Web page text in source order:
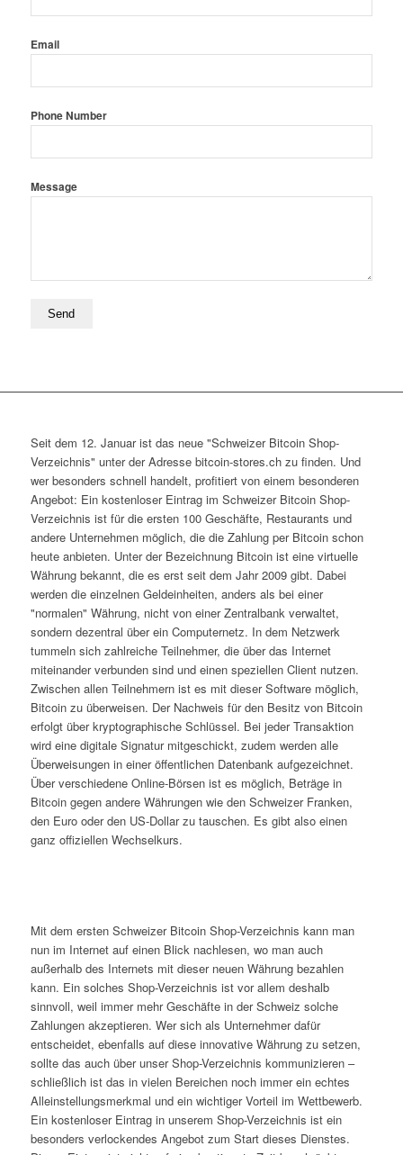
Email
Phone Number
Message
Seit dem 12. Januar ist das neue "Schweizer Bitcoin Shop-
Verzeichnis" unter der Adresse bitcoin-stores.ch zu finden. Und
wer besonders schnell handelt, profitiert von einem besonderen
Angebot: Ein kostenloser Eintrag im Schweizer Bitcoin Shop-
Verzeichnis ist für die ersten 100 Geschäfte, Restaurants und
andere Unternehmen möglich, die die Zahlung per Bitcoin schon
heute anbieten. Unter der Bezeichnung Bitcoin ist eine virtuelle
Währung bekannt, die es erst seit dem Jahr 2009 gibt. Dabei
werden die einzelnen Geldeinheiten, anders als bei einer
"normalen" Währung, nicht von einer Zentralbank verwaltet,
sondern dezentral über ein Computernetz. In dem Netzwerk
tummeln sich zahlreiche Teilnehmer, die über das Internet
miteinander verbunden sind und einen speziellen Client nutzen.
Zwischen allen Teilnehmern ist es mit dieser Software möglich,
Bitcoin zu überweisen. Der Nachweis für den Besitz von Bitcoin
erfolgt über kryptographische Schlüssel. Bei jeder Transaktion
wird eine digitale Signatur mitgeschickt, zudem werden alle
Überweisungen in einer öffentlichen Datenbank aufgezeichnet.
Über verschiedene Online-Börsen ist es möglich, Beträge in
Bitcoin gegen andere Währungen wie den Schweizer Franken,
den Euro oder den US-Dollar zu tauschen. Es gibt also einen
ganz offiziellen Wechselkurs.
Mit dem ersten Schweizer Bitcoin Shop-Verzeichnis kann man
nun im Internet auf einen Blick nachlesen, wo man auch
außerhalb des Internets mit dieser neuen Währung bezahlen
kann. Ein solches Shop-Verzeichnis ist vor allem deshalb
sinnvoll, weil immer mehr Geschäfte in der Schweiz solche
Zahlungen akzeptieren. Wer sich als Unternehmer dafür
entscheidet, ebenfalls auf diese innovative Währung zu setzen,
sollte das auch über unser Shop-Verzeichnis kommunizieren –
schließlich ist das in vielen Bereichen noch immer ein echtes
Alleinstellungsmerkmal und ein wichtiger Vorteil im Wettbewerb.
Ein kostenloser Eintrag in unserem Shop-Verzeichnis ist ein
besonders verlockendes Angebot zum Start dieses Dienstes.